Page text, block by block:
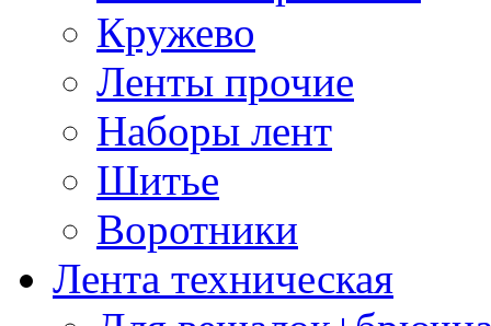
Кружево
Ленты прочие
Наборы лент
Шитье
Воротники
Лента техническая